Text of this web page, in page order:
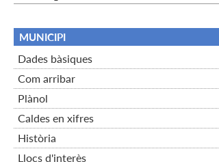
MUNICIPI
Dades bàsiques
Com arribar
Plànol
Caldes en xifres
Història
Llocs d'interès